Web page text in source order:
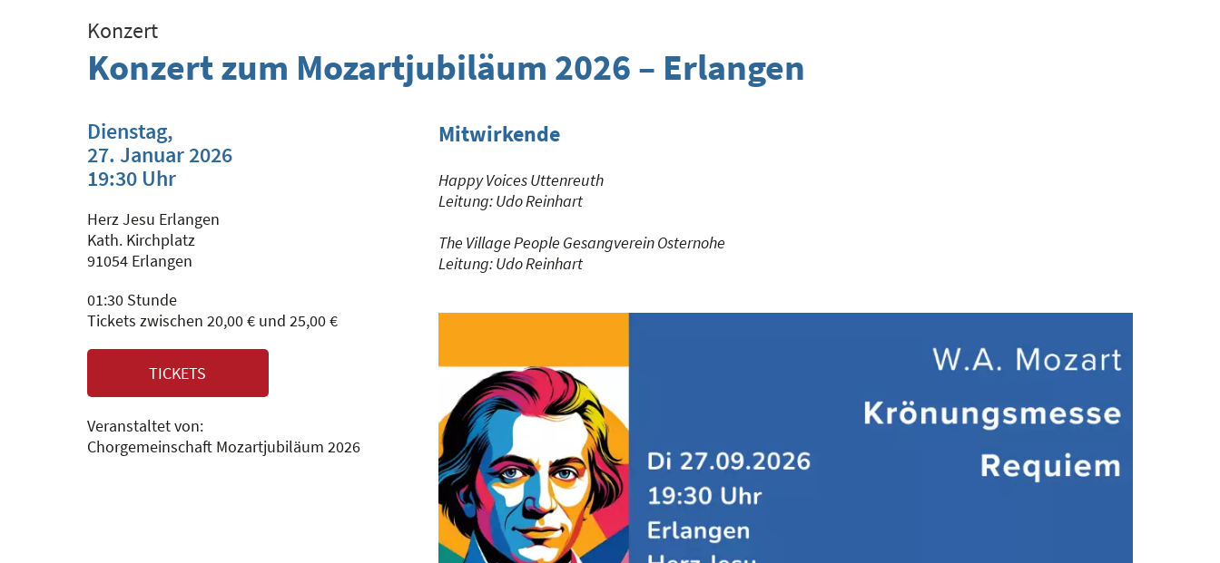
Konzert
Konzert zum Mozartjubiläum 2026 – Erlangen
Dienstag,
27. Januar 2026
19:30 Uhr
Herz Jesu Erlangen
Kath. Kirchplatz
91054 Erlangen
01:30 Stunde
Tickets zwischen 20,00 € und 25,00 €
TICKETS
Veranstaltet von:
Chorgemeinschaft Mozartjubiläum 2026
Mitwirkende
Happy Voices Uttenreuth
Leitung: Udo Reinhart
The Village People Gesangverein Osternohe
Leitung: Udo Reinhart